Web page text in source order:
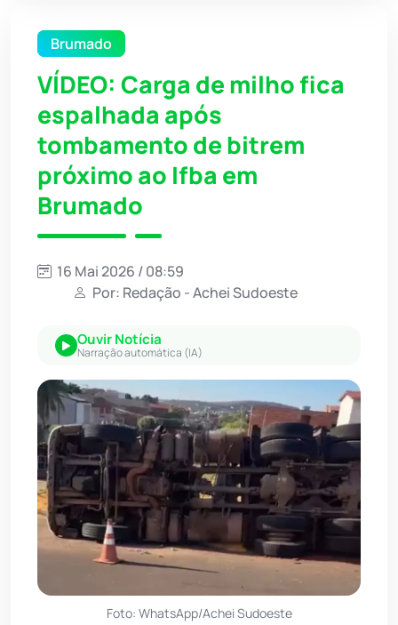
Brumado
VÍDEO: Carga de milho fica
espalhada após
tombamento de bitrem
próximo ao Ifba em
Brumado
16 Mai 2026 / 08:59
Por: Redação - Achei Sudoeste
Ouvir Notícia
Narração automática (IA)
Foto: WhatsApp/Achei Sudoeste